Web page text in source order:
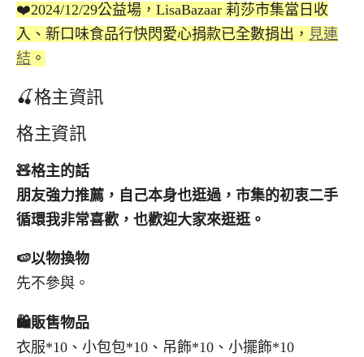
❤️2024/12/29公益場，LisaBazaar 莉莎市集當日收
入、新口味食品行快閃愛心捐款已全數捐出， 見連
結 。
🍒格主資訊
格主資訊
🧸格主的話
朋友強力推薦，自己本身也逛過，市集的初衷二手
循環我非常喜歡，也歡迎大家來逛逛。
🍉以物換物
先不參與。
🛍️販售物品
衣服*10、小包包*10、吊飾*10、小擺飾*10